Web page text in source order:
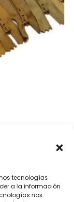
tecnologías
a la información
nos
y ocre